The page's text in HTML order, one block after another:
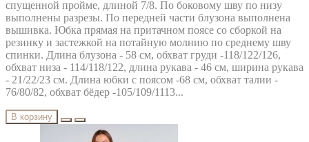
спущенной пройме, длиной 7/8. По боковому шву по низу
выполнены разрезы. По передней части блузона выполнена
вышивка. Юбка прямая на притачном поясе со сборкой на
резинку и застежкой на потайную молнию по среднему шву
спинки. Длина блузона - 58 см, обхват груди -118/122/126,
обхват низа - 114/118/122, длина рукава - 46 см, ширина рукава
- 21/22/23 см. Длина юбки с поясом -68 см, обхват талии -
76/80/82, обхват бёдер -105/109/1113...
В корзину